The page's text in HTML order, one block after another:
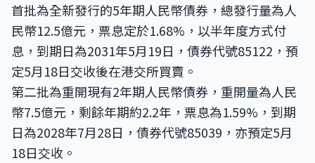
首批為全新發行的5年期人民幣債券，總發行量為人
民幣12.5億元，票息定於1.68%，以半年度方式付
息，到期日為2031年5月19日，債券代號85122，預
定5月18日交收後在港交所買賣。
第二批為重開現有2年期人民幣債券，重開量為人民
幣7.5億元，剩餘年期約2.2年，票息為1.59%，到期
日為2028年7月28日，債券代號85039，亦預定5月
18日交收。